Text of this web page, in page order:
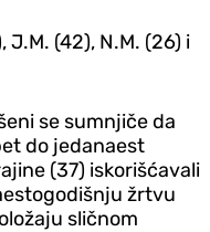
J.M. (42), N.M. (26) i
se sumnjiče da
do jedanaest
(37) iskorišćavali
žrtvu
sličnom